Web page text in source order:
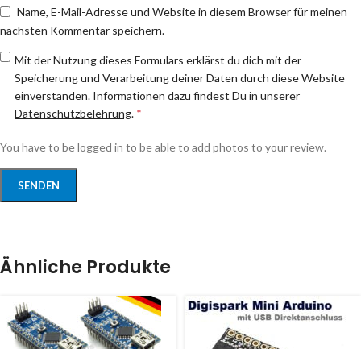
Name, E-Mail-Adresse und Website in diesem Browser für meinen
nächsten Kommentar speichern.
Mit der Nutzung dieses Formulars erklärst du dich mit der
Speicherung und Verarbeitung deiner Daten durch diese Website
einverstanden. Informationen dazu findest Du in unserer
Datenschutzbelehrung. *
You have to be logged in to be able to add photos to your review.
Ähnliche Produkte